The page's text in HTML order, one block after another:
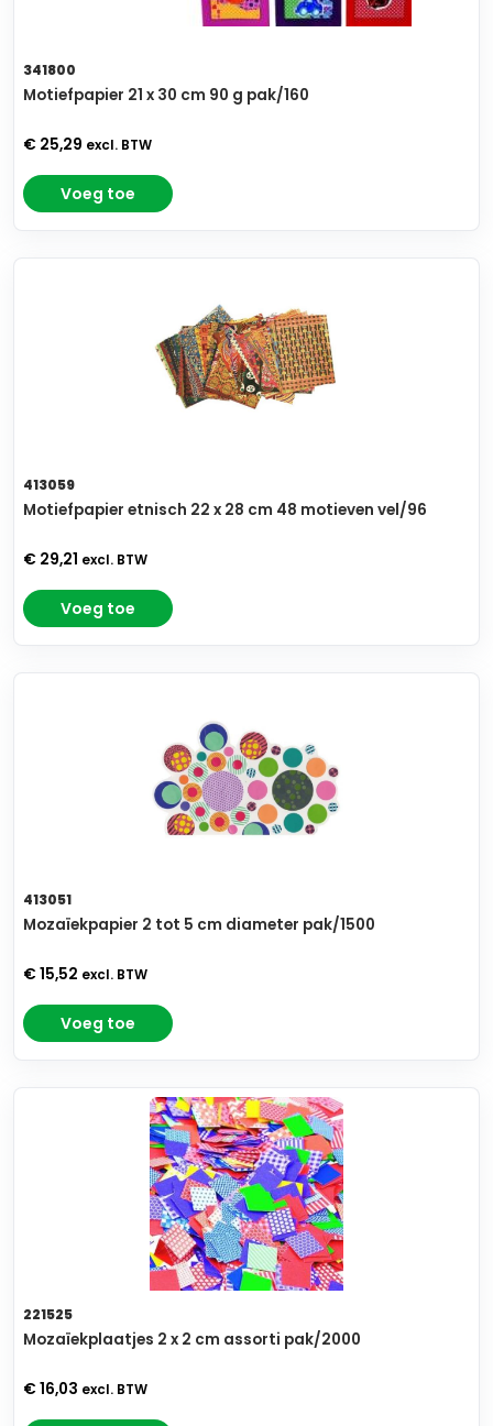
341800
Motiefpapier 21 x 30 cm 90 g pak/160
€ 25,29 excl. BTW
Voeg toe
413059
Motiefpapier etnisch 22 x 28 cm 48 motieven vel/96
€ 29,21 excl. BTW
Voeg toe
413051
Mozaïekpapier 2 tot 5 cm diameter pak/1500
€ 15,52 excl. BTW
Voeg toe
221525
Mozaïekplaatjes 2 x 2 cm assorti pak/2000
€ 16,03 excl. BTW